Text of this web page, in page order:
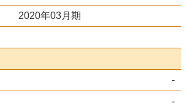
2020年03月期
-
-